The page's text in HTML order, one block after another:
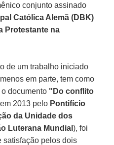
conjunto assinado
Católica Alemã (DBK)
Protestante na
de um trabalho iniciado
em parte, tem como
documento "Do conflito
2013 pelo Pontifício
da Unidade dos
Luterana Mundial), foi
satisfação pelos dois